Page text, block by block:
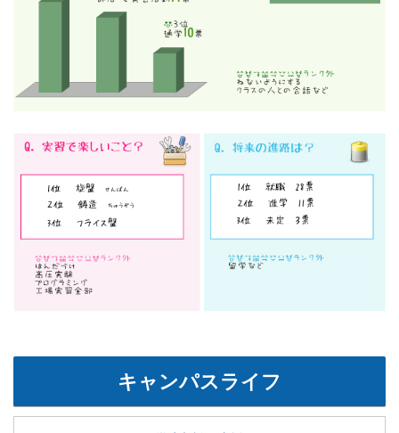
キャンパスライフ